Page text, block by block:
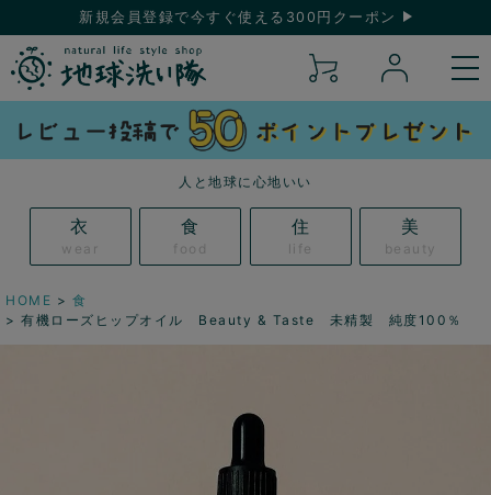
新規会員登録で今すぐ使える300円クーポン
人と地球に心地いい
衣
wear
食
food
住
life
美
beauty
HOME
食
有機ローズヒップオイル Beauty & Taste 未精製 純度100％